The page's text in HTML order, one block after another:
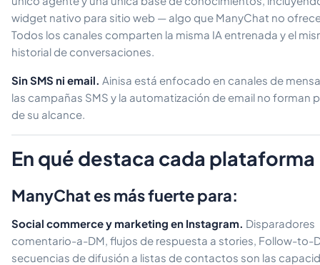
widget nativo para sitio web — algo que ManyChat no
Todos los canales comparten la misma IA entrenada y el
historial de conversaciones.
Sin SMS ni email. Ainisa está enfocado en canales de
las campañas SMS y la automatización de email no forman
de su alcance.
En qué destaca cada plataforma
ManyChat es más fuerte para:
Social commerce y marketing en Instagram. Disparadores
comentario-a-DM, flujos de respuesta a stories, Follow-to-
secuencias de difusión a listas de contactos son las